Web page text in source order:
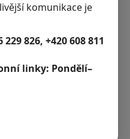
komunikace je
229 826, +420 608 811
linky: Pondělí–